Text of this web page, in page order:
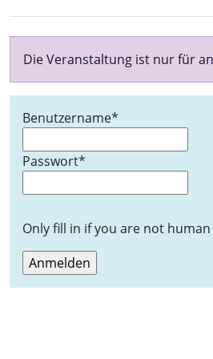
Die Veranstaltung ist nur für
Benutzername*
Passwort*
Only fill in if you are not human